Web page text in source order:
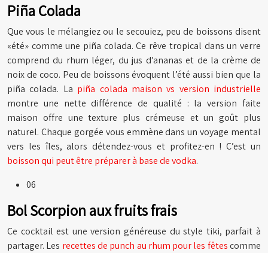
Piña Colada
Que vous le mélangiez ou le secouiez, peu de boissons disent
«été» comme une piña colada. Ce rêve tropical dans un verre
comprend du rhum léger, du jus d’ananas et de la crème de
noix de coco. Peu de boissons évoquent l’été aussi bien que la
piña colada. La piña colada maison vs version industrielle
montre une nette différence de qualité : la version faite
maison offre une texture plus crémeuse et un goût plus
naturel. Chaque gorgée vous emmène dans un voyage mental
vers les îles, alors détendez-vous et profitez-en ! C’est un
boisson qui peut être préparer à base de vodka.
06
Bol Scorpion aux fruits frais
Ce cocktail est une version généreuse du style tiki, parfait à
partager. Les recettes de punch au rhum pour les fêtescomme